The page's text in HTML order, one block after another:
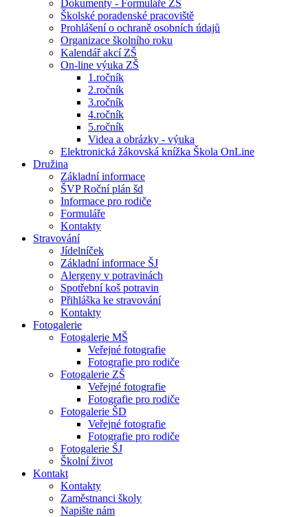
Dokumenty - Formuláře ZŠ
Školské poradenské pracoviště
Prohlášení o ochraně osobních údajů
Organizace školního roku
Kalendář akcí ZŠ
On-line výuka ZŠ
1.ročník
2.ročník
3.ročník
4.ročník
5.ročník
Videa a obrázky - výuka
Elektronická žákovská knížka Škola OnLine
Družina
Základní informace
ŠVP Roční plán šd
Informace pro rodiče
Formuláře
Kontakty
Stravování
Jídelníček
Základní informace ŠJ
Alergeny v potravinách
Spotřební koš potravin
Přihláška ke stravování
Kontakty
Fotogalerie
Fotogalerie MŠ
Veřejné fotografie
Fotografie pro rodiče
Fotogalerie ZŠ
Veřejné fotografie
Fotografie pro rodiče
Fotogalerie ŠD
Veřejné fotografie
Fotografie pro rodiče
Fotogalerie ŠJ
Školní život
Kontakt
Kontakty
Zaměstnanci školy
Napište nám